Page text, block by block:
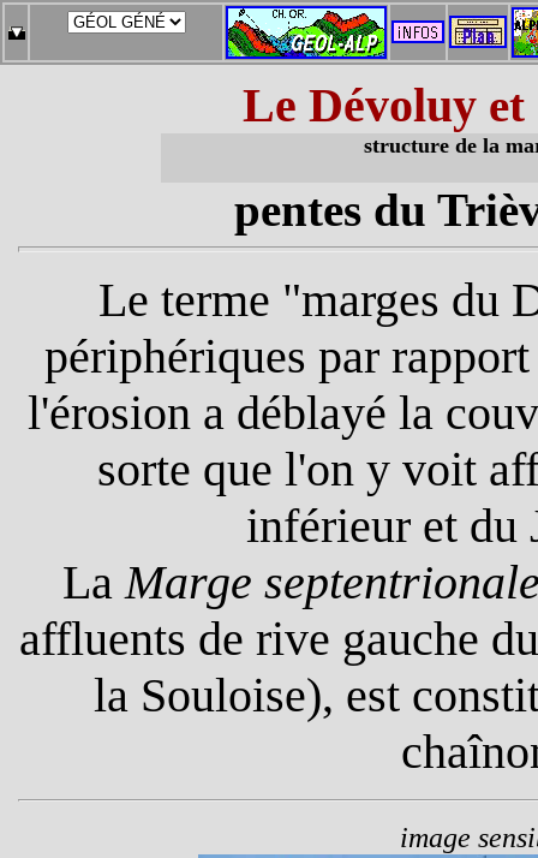
Le Dévoluy et
structure de la
pentes du
Le terme "marges du
périphériques par
l'érosion a déblayé la
sorte que l'on y voit
inférieur et du
La Marge
affluents de rive gauche
la Souloise), est
image